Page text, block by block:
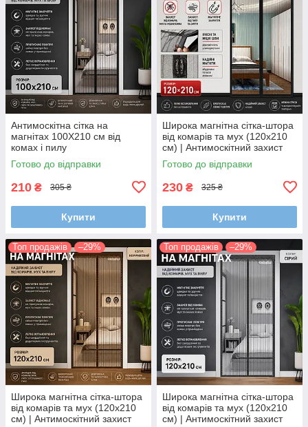
Антимоскітна сітка на
магнітах 100Х210 см від
комах і пилу
Готово до відправки
210 ₴ 305 ₴
Купити
Широка магнітна сітка-штора
від комарів та мух (120х210
см) | Антимоскітний захист
для дверей на кнопках
(Чорний)
Готово до відправки
230 ₴ 325 ₴
Купити
Топ продажів –29%
Широка магнітна сітка-штора
від комарів та мух (120х210
см) | Антимоскітний захист
Топ продажів –29%
Широка магнітна сітка-штора
від комарів та мух (120х210
см) | Антимоскітний захист